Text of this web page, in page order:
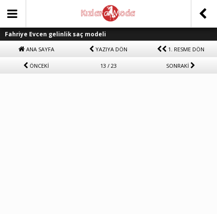
Fahriye Evcen gelinlik saç modeli
ANA SAYFA YAZIYA DÖN 1. RESME DÖN
ÖNCEKİ 13 / 23 SONRAKİ